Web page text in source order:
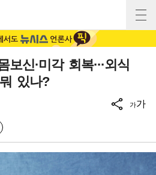
신·미각 회복···외식
있나?
가가